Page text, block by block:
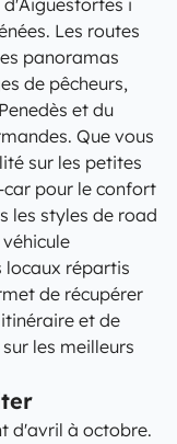
i
Les routes
panoramas
de pêcheurs,
et du
Que vous
sur les petites
pour le confort
les styles de road
locaux répartis
de récupérer
et de
les meilleurs
d'avril à octobre.